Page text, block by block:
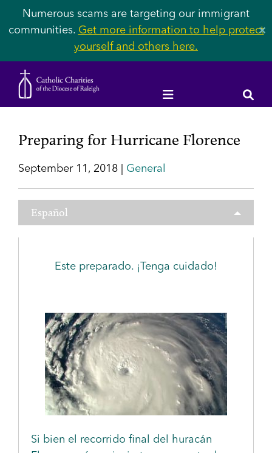
Numerous scams are targeting our immigrant
communities. Get more information to help protect
yourself and others here.
✕
Preparing for Hurricane Florence
September 11, 2018 | General
Español
Este preparado. ¡Tenga cuidado!
Si bien el recorrido final del huracán